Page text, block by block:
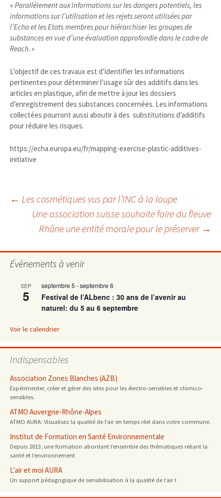
« Parallèlement aux informations sur les dangers potentiels, les
informations sur l’utilisation et les rejets seront utilisées par
l’Echa et les Etats membres pour hiérarchiser les groupes de
substances en vue d’une évaluation approfondie dans le cadre de
Reach. »
L’objectif de ces travaux est d’identifier les informations
pertinentes pour déterminer l’usage sûr des additifs dans les
articles en plastique, afin de mettre à jour les dossiers
d’enregistrement des substances concernées. Les informations
collectées pourront aussi aboutir à des substitutions d’additifs
pour réduire les risques.
https://echa.europa.eu/fr/mapping-exercise-plastic-additives-
initiative
Navigation
articles
← Les cosmétiques vus par l’INC à la loupe
Une association suisse souhaite faire du fleuve
Rhône une entité morale pour le préserver →
Évènements à venir
SEP
5
septembre 5 -septembre 6
Festival de l’ALbenc : 30 ans de l’avenir au
naturel: du 5 au 6 septembre
Voir le calendrier
Indispensables
Association Zones Blanches (AZB)
Expérimenter, créer et gérer des sites pour les électro-sensibles et chimico-
sensibles.
ATMO Auvergne-Rhône-Alpes
ATMO AURA: Visualisez la qualité de l’air en temps réel dans votre commune.
Institut de Formation en Santé Environnementale
Depuis 2013, une formation abordant l’ensemble des thématiques reliant la
santé et l’environnement
L'air et moi AURA
Un support pédagogique de sensibilisation à la qualité de l’air !